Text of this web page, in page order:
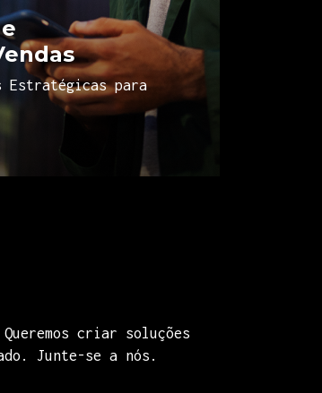
Estratégicas para
criar soluções
Junte-se a nós.